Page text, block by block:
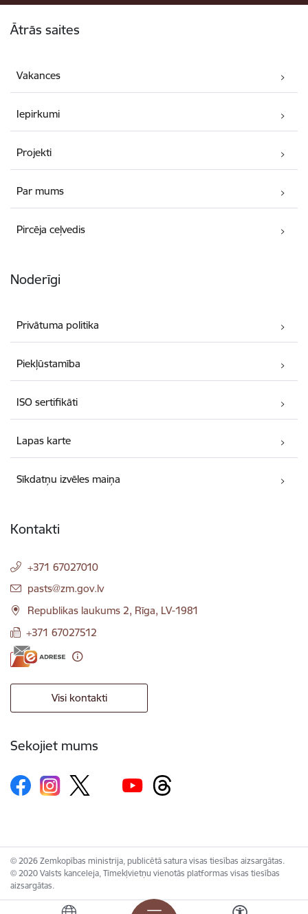
Ātrās saites
Vakances
Iepirkumi
Projekti
Par mums
Pircēja ceļvedis
Noderīgi
Privātuma politika
Piekļūstamība
ISO sertifikāti
Lapas karte
Sīkdatņu izvēles maiņa
Kontakti
+371 67027010
E-pasts:
pasts@zm.gov.lv
Republikas laukums 2, Rīga, LV-1981
+371 67027512
Visi kontakti
Sekojiet mums
© 2026 Zemkopības ministrija, publicētā satura visas tiesības aizsargātas.
© 2020 Valsts kanceleja, Tīmekļvietņu vienotās platformas visas tiesības
aizsargātas.